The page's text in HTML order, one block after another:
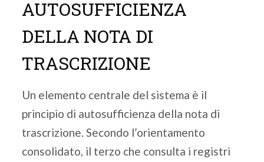
AUTOSUFFICIENZA
DELLA NOTA DI
TRASCRIZIONE
Un elemento centrale del sistema è il
principio di autosufficienza della nota di
trascrizione. Secondo l’orientamento
consolidato, il terzo che consulta i registri